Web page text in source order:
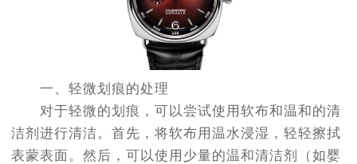
一、轻微划痕的处理
对于轻微的划痕，可以尝试使用软布和温和的清
洁剂进行清洁。首先，将软布用温水浸湿，轻轻擦拭
表蒙表面。然后，可以使用少量的温和清洁剂（如婴